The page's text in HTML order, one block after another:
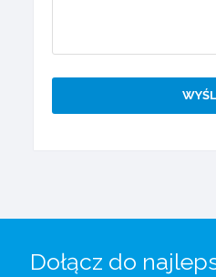
Dołącz do